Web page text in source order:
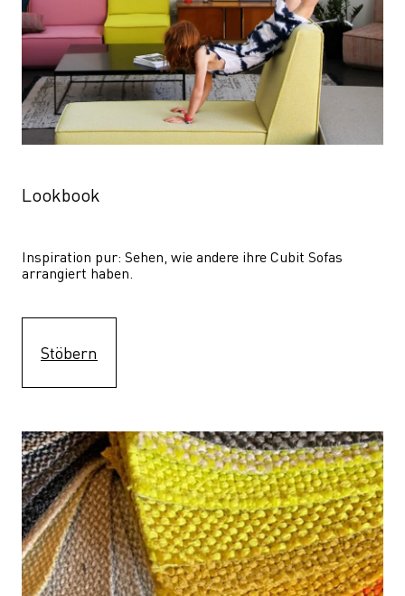
Lookbook
Inspiration pur: Sehen, wie andere ihre Cubit Sofas
arrangiert haben.
Stöbern